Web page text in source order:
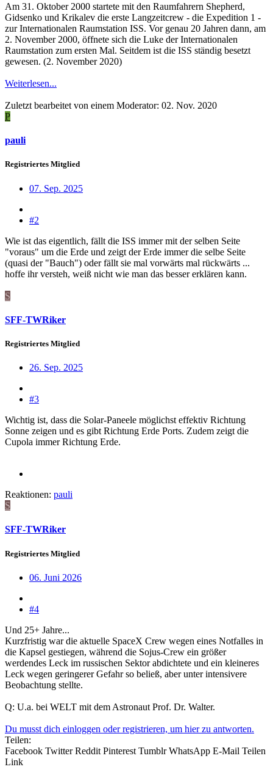
Am 31. Oktober 2000 startete mit den Raumfahrern Shepherd,
Gidsenko und Krikalev die erste Langzeitcrew - die Expedition 1 -
zur Internationalen Raumstation ISS. Vor genau 20 Jahren dann, am
2. November 2000, öffnete sich die Luke der Internationalen
Raumstation zum ersten Mal. Seitdem ist die ISS ständig besetzt
gewesen. (2. November 2020)
Weiterlesen...
Zuletzt bearbeitet von einem Moderator: 02. Nov. 2020
P
pauli
Registriertes Mitglied
07. Sep. 2025
#2
Wie ist das eigentlich, fällt die ISS immer mit der selben Seite
"voraus" um die Erde und zeigt der Erde immer die selbe Seite
(quasi der "Bauch") oder fällt sie mal vorwärts mal rückwärts ...
hoffe ihr versteh, weiß nicht wie man das besser erklären kann.
S
SFF-TWRiker
Registriertes Mitglied
26. Sep. 2025
#3
Wichtig ist, dass die Solar-Paneele möglichst effektiv Richtung
Sonne zeigen und es gibt Richtung Erde Ports. Zudem zeigt die
Cupola immer Richtung Erde.
Reaktionen: pauli
S
SFF-TWRiker
Registriertes Mitglied
06. Juni 2026
#4
Und 25+ Jahre...
Kurzfristig war die aktuelle SpaceX Crew wegen eines Notfalles in
die Kapsel gestiegen, während die Sojus-Crew ein größer
werdendes Leck im russischen Sektor abdichtete und ein kleineres
Leck wegen geringerer Gefahr so beließ, aber unter intensivere
Beobachtung stellte.
Q: U.a. bei WELT mit dem Astronaut Prof. Dr. Walter.
Du musst dich einloggen oder registrieren, um hier zu antworten.
Teilen:
Facebook Twitter Reddit Pinterest Tumblr WhatsApp E-Mail Teilen
Link